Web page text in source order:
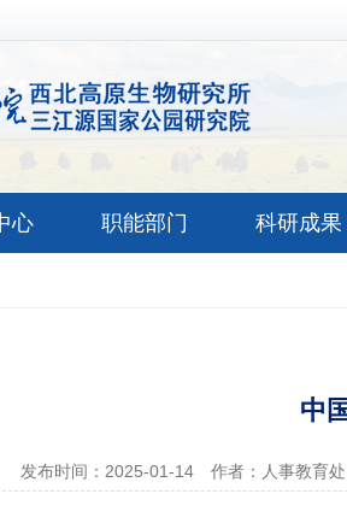
心 职能部门 科研成果
中
发布时间：2025-01-14 作者：人事教育处